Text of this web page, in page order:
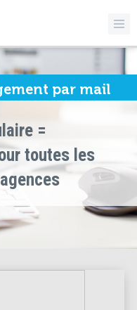
par mail
=
toutes les